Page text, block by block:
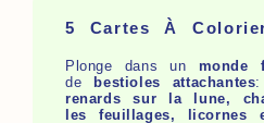
5 Cartes À
Plonge dans un monde
de
bestioles attachantes
renards sur la lune,
les feuillages, licornes